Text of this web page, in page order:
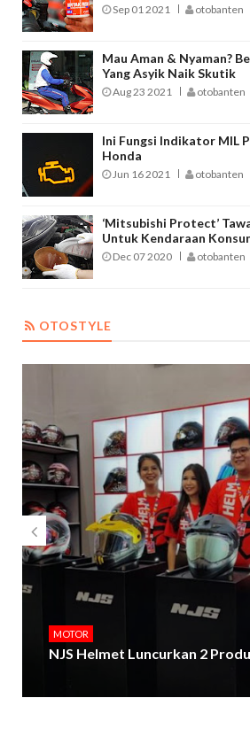
Sep 01 2021 otobanten
Mau Aman & Nyaman?
Yang Asyik Naik Skutik
Aug 23 2021 otobanten
Ini Fungsi Indikator MIL
Honda
Jun 16 2021 otobanten
‘Mitsubishi Protect’
Untuk Kendaraan
Dec 07 2020 otobanten
OTOSTYLE
MOTOR
NJS Helmet Luncurkan 2